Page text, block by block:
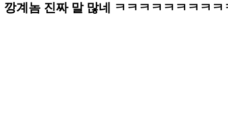
깡계놈 진짜 말 많네 ㅋㅋㅋㅋㅋㅋㅋㅋㅋ